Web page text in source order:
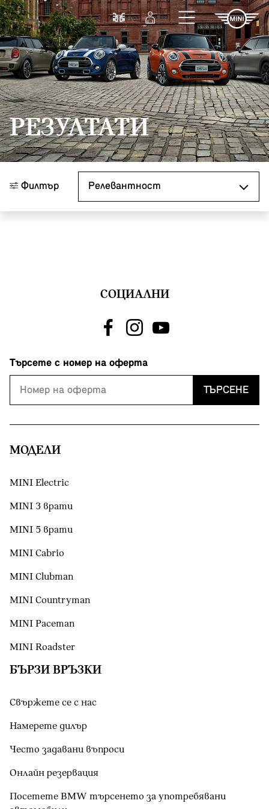
Към основното съдържание
Cравнете
Вход
РЕЗУЛТАТИ
Филтър
СОЦИАЛНИ
Търсете с номер на оферта
ТЪРСЕНЕ
МОДЕЛИ
MINI Electric
MINI 3 врати
MINI 5 врати
MINI Cabrio
MINI Clubman
MINI Countryman
MINI Paceman
MINI Roadster
БЪРЗИ ВРЪЗКИ
Свържете се с нас
Намерете дилър
Често задавани въпроси
Онлайн резервация
Посетете BMW търсенето за употребявани